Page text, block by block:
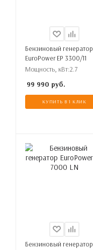
Бензиновый генератор
EuroPower EP 3300/11
Мощность, кВт:2.7
99 990 руб.
КУПИТЬ В 1 КЛИК
Бензиновый генератор